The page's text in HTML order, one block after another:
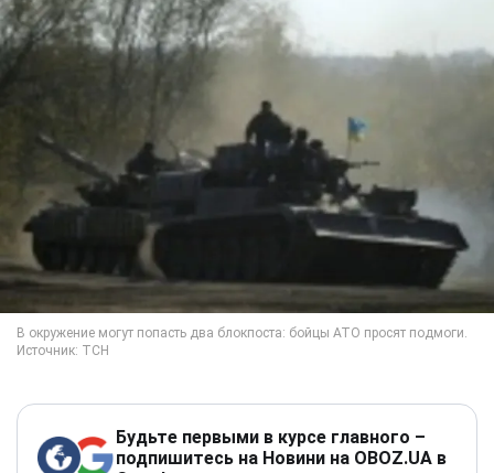
Будьте первыми в курсе главного –
подпишитесь на Новини на OBOZ.UA в